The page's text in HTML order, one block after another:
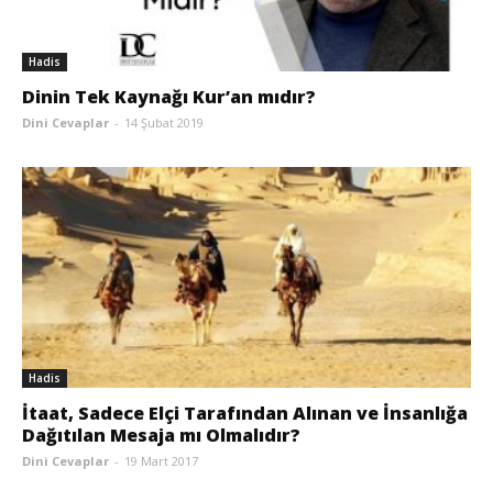
Hadis
Dinin Tek Kaynağı Kur’an mıdır?
Dini Cevaplar - 14 Şubat 2019
Hadis
İtaat, Sadece Elçi Tarafından Alınan ve İnsanlığa
Dağıtılan Mesaja mı Olmalıdır?
Dini Cevaplar - 19 Mart 2017